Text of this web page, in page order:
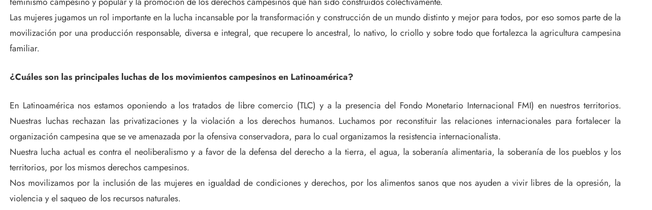
Las mujeres jugamos un rol importante en la lucha incansable por la transformación y construcción de un mundo distinto y mejor para todos, por eso somos parte de la
movilización por una producción responsable, diversa e integral, que recupere lo ancestral, lo nativo, lo criollo y sobre todo que fortalezca la agricultura campesina
familiar.
¿Cuáles son las principales luchas de los movimientos campesinos en Latinoamérica?
En Latinoamérica nos estamos oponiendo a los tratados de libre comercio (TLC) y a la presencia del Fondo Monetario Internacional FMI) en nuestros territorios.
Nuestras luchas rechazan las privatizaciones y la violación a los derechos humanos. Luchamos por reconstituir las relaciones internacionales para fortalecer la
organización campesina que se ve amenazada por la ofensiva conservadora, para lo cual organizamos la resistencia internacionalista.
Nuestra lucha actual es contra el neoliberalismo y a favor de la defensa del derecho a la tierra, el agua, la soberanía alimentaria, la soberanía de los pueblos y los
territorios, por los mismos derechos campesinos.
Nos movilizamos por la inclusión de las mujeres en igualdad de condiciones y derechos, por los alimentos sanos que nos ayuden a vivir libres de la opresión, la
violencia y el saqueo de los recursos naturales.